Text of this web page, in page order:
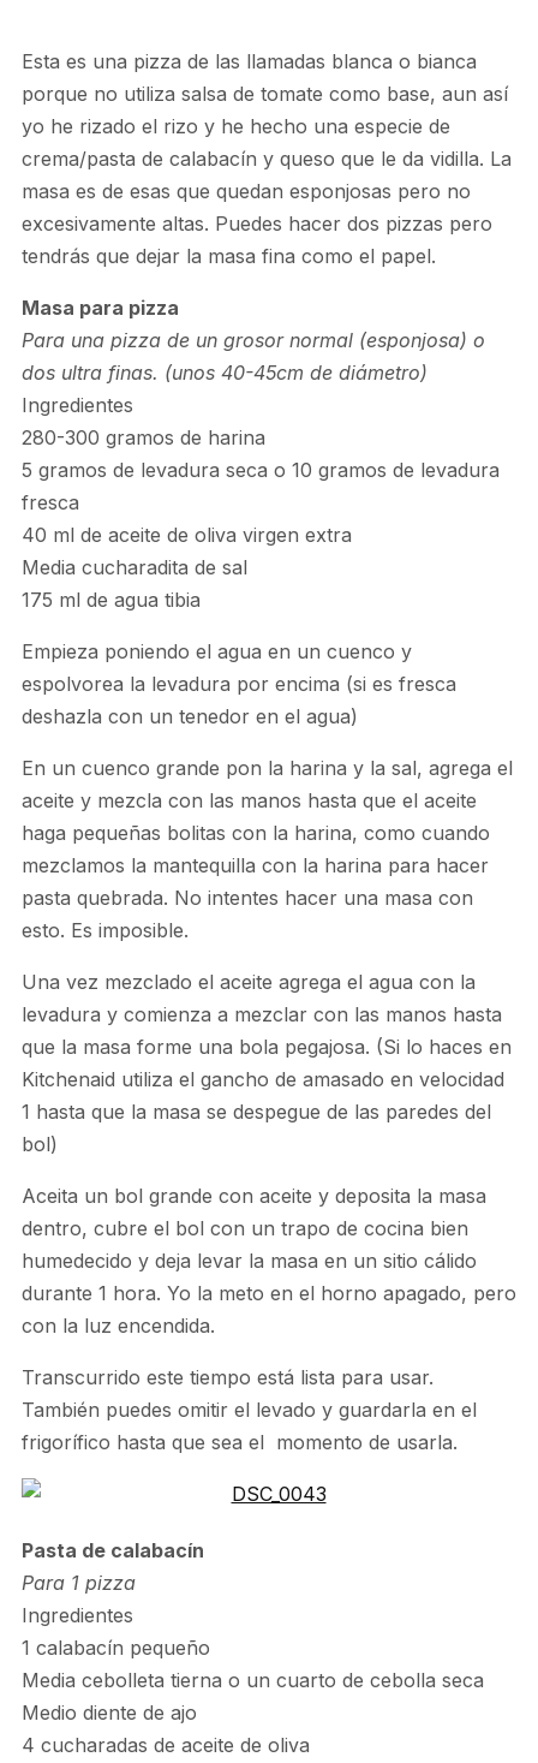
Esta es una pizza de las llamadas blanca o bianca
porque no utiliza salsa de tomate como base, aun así
yo he rizado el rizo y he hecho una especie de
crema/pasta de calabacín y queso que le da vidilla. La
masa es de esas que quedan esponjosas pero no
excesivamente altas. Puedes hacer dos pizzas pero
tendrás que dejar la masa fina como el papel.
Masa para pizza
Para una pizza de un grosor normal (esponjosa) o
dos ultra finas. (unos 40-45cm de diámetro)
Ingredientes
280-300 gramos de harina
5 gramos de levadura seca o 10 gramos de levadura
fresca
40 ml de aceite de oliva virgen extra
Media cucharadita de sal
175 ml de agua tibia
Empieza poniendo el agua en un cuenco y
espolvorea la levadura por encima (si es fresca
deshazla con un tenedor en el agua)
En un cuenco grande pon la harina y la sal, agrega el
aceite y mezcla con las manos hasta que el aceite
haga pequeñas bolitas con la harina, como cuando
mezclamos la mantequilla con la harina para hacer
pasta quebrada. No intentes hacer una masa con
esto. Es imposible.
Una vez mezclado el aceite agrega el agua con la
levadura y comienza a mezclar con las manos hasta
que la masa forme una bola pegajosa. (Si lo haces en
Kitchenaid utiliza el gancho de amasado en velocidad
1 hasta que la masa se despegue de las paredes del
bol)
Aceita un bol grande con aceite y deposita la masa
dentro, cubre el bol con un trapo de cocina bien
humedecido y deja levar la masa en un sitio cálido
durante 1 hora. Yo la meto en el horno apagado, pero
con la luz encendida.
Transcurrido este tiempo está lista para usar.
También puedes omitir el levado y guardarla en el
frigorífico hasta que sea el momento de usarla.
Pasta de calabacín
Para 1 pizza
Ingredientes
1 calabacín pequeño
Media cebolleta tierna o un cuarto de cebolla seca
Medio diente de ajo
4 cucharadas de aceite de oliva